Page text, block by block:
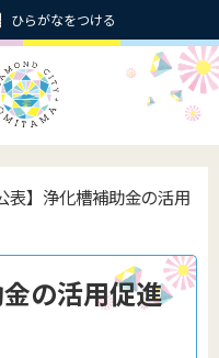
ひらがなをつける
表】浄化槽補助金の活用
金の活用促進